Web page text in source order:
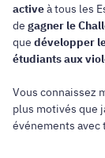
activeà tous les
de gagner le
que développer
étudiants aux
Vous connaissez
plus motivés que
événements avec